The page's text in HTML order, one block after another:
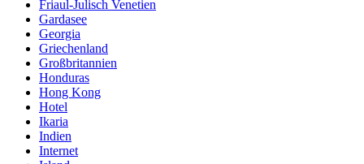
Friaul-Julisch Venetien
Gardasee
Georgia
Griechenland
Großbritannien
Honduras
Hong Kong
Hotel
Ikaria
Indien
Internet